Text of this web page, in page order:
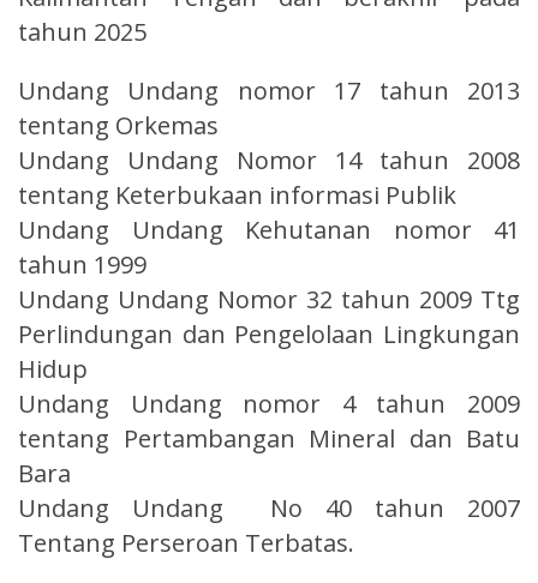
tahun 2025
Undang Undang nomor 17 tahun 2013
tentang Orkemas
Undang Undang Nomor 14 tahun 2008
tentang Keterbukaan informasi Publik
Undang Undang Kehutanan nomor 41
tahun 1999
Undang Undang Nomor 32 tahun 2009 Ttg
Perlindungan dan Pengelolaan Lingkungan
Hidup
Undang Undang nomor 4 tahun 2009
tentang Pertambangan Mineral dan Batu
Bara
Undang Undang No 40 tahun 2007
Tentang Perseroan Terbatas.